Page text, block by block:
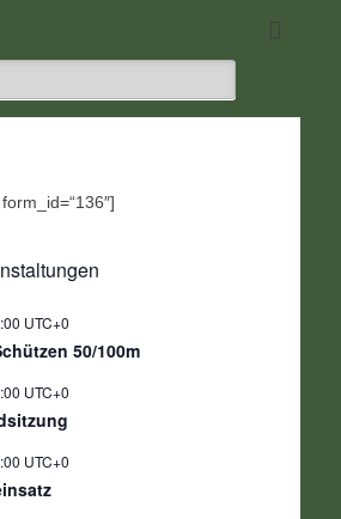
SC 1968 Klein-
UTC+0
50/100m
UTC+0
UTC+0